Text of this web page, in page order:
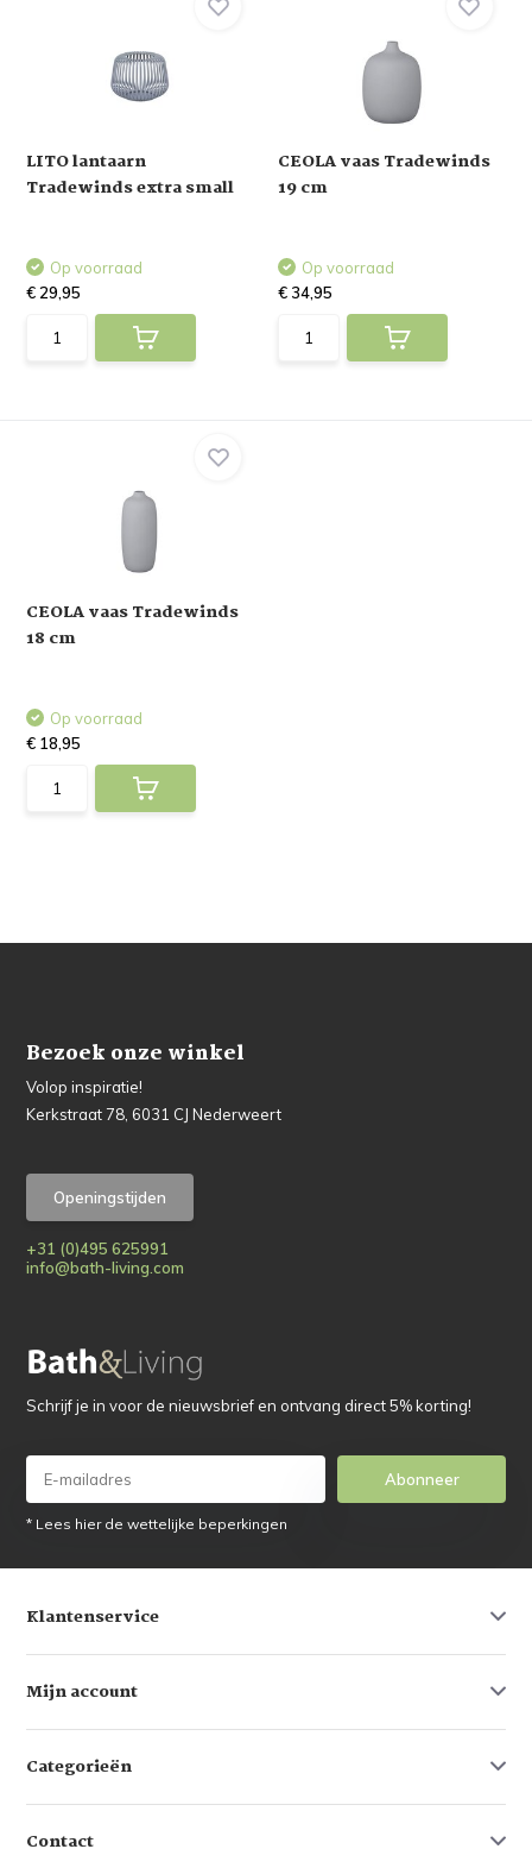
LITO lantaarn
Tradewinds extra small
Op voorraad
€ 29,95
CEOLA vaas Tradewinds
19 cm
Op voorraad
€ 34,95
CEOLA vaas Tradewinds
18 cm
Op voorraad
€ 18,95
Bezoek onze winkel
Volop inspiratie!
Kerkstraat 78, 6031 CJ Nederweert
Openingstijden
+31 (0)495 625991
info@bath-living.com
Schrijf je in voor de nieuwsbrief en ontvang direct 5% korting!
Abonneer
* Lees hier de wettelijke beperkingen
Klantenservice
Mijn account
Categorieën
Contact